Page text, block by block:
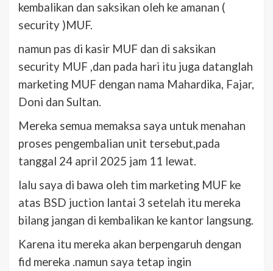
kembalikan dan saksikan oleh ke amanan (
security )MUF.
namun pas di kasir MUF dan di saksikan
security MUF ,dan pada hari itu juga datanglah
marketing MUF dengan nama Mahardika, Fajar,
Doni dan Sultan.
Mereka semua memaksa saya untuk menahan
proses pengembalian unit tersebut,pada
tanggal 24 april 2025 jam 11 lewat.
lalu saya di bawa oleh tim marketing MUF ke
atas BSD juction lantai 3 setelah itu mereka
bilang jangan di kembalikan ke kantor langsung.
Karena itu mereka akan berpengaruh dengan
fid mereka .namun saya tetap ingin